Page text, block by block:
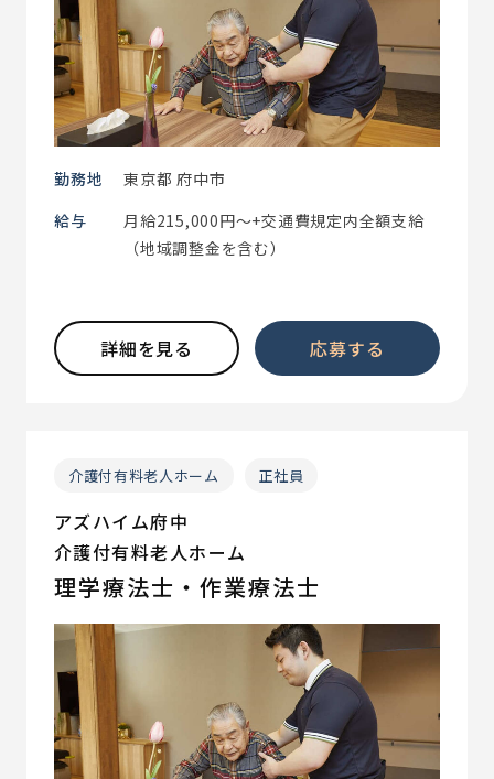
勤務地
東京都 府中市
給与
月給215,000円～+交通費規定内全額支給
（地域調整金を含む）
詳細を見る 応募する
介護付有料老人ホーム 正社員
アズハイム府中
介護付有料老人ホーム
理学療法士・作業療法士